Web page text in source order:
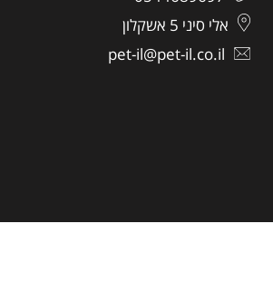
אלי סיני 5 אשקלון
pet-il@pet-il.co.il